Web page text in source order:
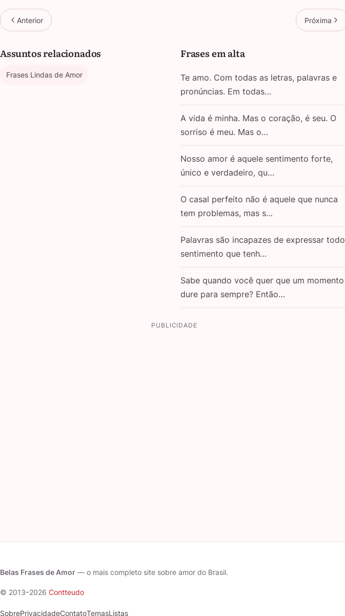
Anterior Próxima
Assuntos relacionados
Frases Lindas de Amor
Frases em alta
Te amo. Com todas as letras, palavras e
pronúncias. Em todas…
A vida é minha. Mas o coração, é seu. O
sorriso é meu. Mas o…
Nosso amor é aquele sentimento forte,
único e verdadeiro, qu…
O casal perfeito não é aquele que nunca
tem problemas, mas s…
Palavras são incapazes de expressar todo
sentimento que tenh…
Sabe quando você quer que um momento
dure para sempre? Então…
PUBLICIDADE
Belas Frases de Amor — o mais completo site sobre amor do Brasil.
© 2013–2026 Contteudo
SobrePrivacidadeContatoTemasListas